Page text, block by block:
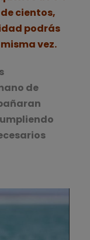
cientos,
podrás
vez.
de